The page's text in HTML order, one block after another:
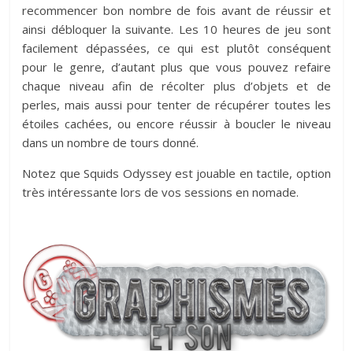
recommencer bon nombre de fois avant de réussir et
ainsi débloquer la suivante. Les 10 heures de jeu sont
facilement dépassées, ce qui est plutôt conséquent
pour le genre, d’autant plus que vous pouvez refaire
chaque niveau afin de récolter plus d’objets et de
perles, mais aussi pour tenter de récupérer toutes les
étoiles cachées, ou encore réussir à boucler le niveau
dans un nombre de tours donné.
Notez que Squids Odyssey est jouable en tactile, option
très intéressante lors de vos sessions en nomade.